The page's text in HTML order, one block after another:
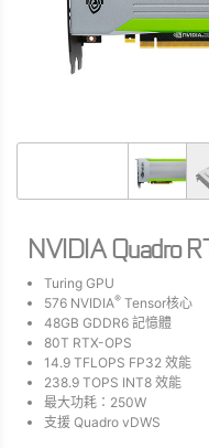
NVIDIA Quadro
Turing GPU
576 NVIDIA® Tensor核心
48GB GDDR6 記憶體
80T RTX-OPS
14.9 TFLOPS FP32 效能
238.9 TOPS INT8 效能
最大功耗：250W
支援 Quadro vDWS